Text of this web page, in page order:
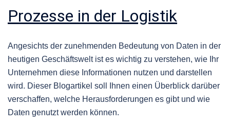
Prozesse in der Logistik
Angesichts der zunehmenden Bedeu­tung von Dat­en in der
heuti­gen Geschäftswelt ist es wichtig zu ver­ste­hen, wie Ihr
Unternehmen diese Infor­ma­tio­nen nutzen und darstellen
wird. Dieser Blog­a­r­tikel soll Ihnen einen Überblick darüber
ver­schaf­fen, welche Her­aus­forderun­gen es gibt und wie
Dat­en genutzt wer­den können.